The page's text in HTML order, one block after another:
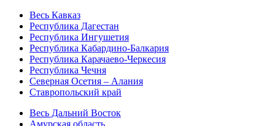
Весь Кавказ
Республика Дагестан
Республика Ингушетия
Республика Кабардино-Балкария
Республика Карачаево-Черкесия
Республика Чечня
Северная Осетия – Алания
Ставропольский край
Весь Дальний Восток
Амурская область